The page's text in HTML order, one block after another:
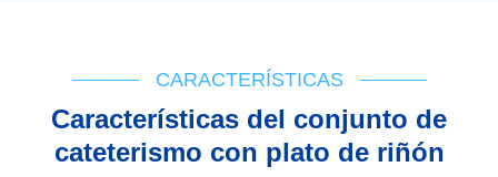
CARACTERÍSTICAS
Características del conjunto de
cateterismo con plato de riñón